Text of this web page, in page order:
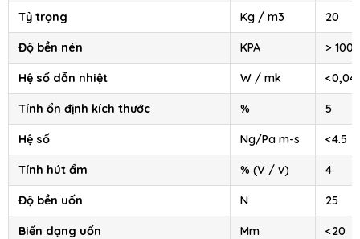
Tỷ trọng Kg / m3 20
Độ bền nén KPA > 100
Hệ số dẫn nhiệt W / mk
Tính ổn định kích thước % 5
Hệ số Ng/Pa m-s <4.5
Tính hút ẩm % (V / v) 4
Độ bền uốn N 25
Biến dạng uốn Mm <20